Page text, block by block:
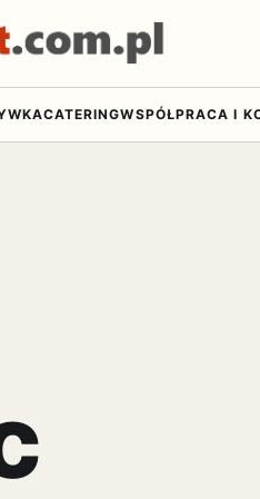
CATERINGWSPÓŁPRACA I